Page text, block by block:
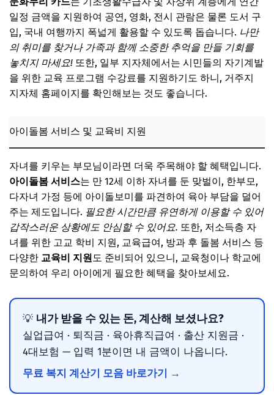
일정 금액을 지원하여 공연, 영화, 전시 관람은 물론 도서 구
입, 국내 여행까지 폭넓게 활용할 수 있도록 돕습니다. 나만
의 취미를 찾거나 가족과 함께 소중한 추억을 만들 기회를
놓치지 마세요! 또한, 일부 지자체에서는 시민들의 자기계발
을 위한 교육 프로그램 수강료를 지원하기도 하니, 거주지
지자체 홈페이지를 확인해보는 것도 좋습니다.
아이돌봄 서비스 및 교육비 지원
자녀를 키우는 부모님이라면 더욱 주목해야 할 혜택입니다.
아이돌봄 서비스는 만 12세 이하 자녀를 둔 맞벌이, 한부모,
다자녀 가정 등에 아이돌보미를 파견하여 육아 부담을 덜어
주는 제도입니다. 필요한 시간만큼 유연하게 이용할 수 있어
갑작스러운 상황에도 안심할 수 있어요. 또한, 저소득층 자
녀를 위한 고교 학비 지원, 교육급여, 방과 후 돌봄 서비스 등
다양한 교육비 지원도 준비되어 있으니, 교육청이나 학교에
문의하여 우리 아이에게 필요한 혜택을 찾아보세요.
💡 내가 받을 수 있는 돈, 계산해 보셨나요?
실업급여 · 퇴직금 · 육아휴직급여 · 출산 지원금 ·
4대보험 — 입력 1분이면 내 금액이 나옵니다.
무료 복지 계산기 모음 바로가기 →